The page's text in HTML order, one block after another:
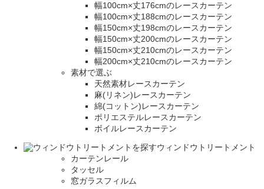
幅100cm×丈176cmのレースカーテン
幅100cm×丈188cmのレースカーテン
幅150cm×丈198cmのレースカーテン
幅150cm×丈200cmのレースカーテン
幅150cm×丈210cmのレースカーテン
幅200cm×丈210cmのレースカーテン
素材で選ぶ
天然素材レースカーテン
麻(リネン)レースカーテン
綿(コットン)レースカーテン
ポリエステルレースカーテン
ボイルレースカーテン
ウィンドウトリートメント
カーテンレール
タッセル
窓ガラスフィルム